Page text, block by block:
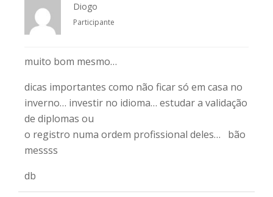
Diogo
Participante
muito bom mesmo…
dicas importantes como não ficar só em casa no
inverno… investir no idioma… estudar a validação
de diplomas ou
o registro numa ordem profissional deles… bão
messss
db